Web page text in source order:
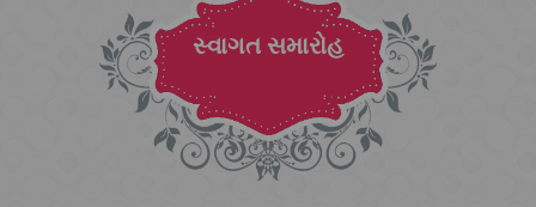
સ્વાગત સમારોહ